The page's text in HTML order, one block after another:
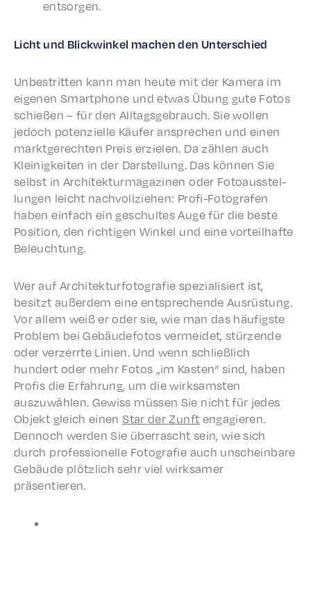
entsorgen.
Licht und Blick­winkel machen den Unterschied
Unbe­strit­ten kann man heute mit der Kamera im
eige­nen Smart­phone und etwas Übung gute Fotos
schießen – für den Allt­ags­ge­brauch. Sie wollen
jedoch poten­zielle Käufer ansprechen und einen
mark­t­gerecht­en Preis erzie­len. Da zählen auch
Kleinigkeit­en in der Darstel­lung. Das können Sie
selb­st in Architek­tur­magazi­nen oder Fotoausstel­
lun­gen leicht nachvol­lziehen: Profi-Fotografen
haben einfach ein geschultes Auge für die beste
Posi­tion, den richti­gen Winkel und eine vorteil­hafte
Beleuchtung.
Wer auf Architek­tur­fo­tografie spezial­isiert ist,
besitzt außer­dem eine entsprechende Ausrüs­tung.
Vor allem weiß er oder sie, wie man das häufig­ste
Prob­lem bei Gebäude­fo­tos vermei­det, stürzende
oder verz­er­rte Linien. Und wenn schließlich
hundert oder mehr Fotos „im Kasten“ sind, haben
Profis die Erfahrung, um die wirk­sam­sten
auszuwählen. Gewiss müssen Sie nicht für jedes
Objekt gleich einenStar der Zunft engagieren.
Dennoch werden Sie über­rascht sein, wie sich
durch profes­sionelle Fotografie auch unschein­bare
Gebäude plöt­zlich sehr viel wirk­samer
präsentieren.